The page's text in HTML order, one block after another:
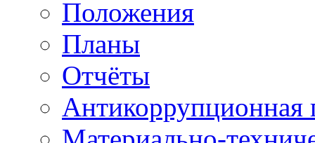
Положения
Планы
Отчёты
Антикоррупционная